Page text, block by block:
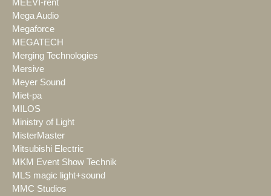
MEEVI-rent
Mega Audio
Megaforce
MEGATECH
Merging Technologies
Mersive
Meyer Sound
Miet-pa
MILOS
Ministry of Light
MisterMaster
Mitsubishi Electric
MKM Event Show Technik
MLS magic light+sound
MMC Studios